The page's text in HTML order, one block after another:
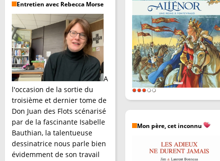
Entretien avec Rebecca Morse
A
l'occasion de la sortie du
troisième et dernier tome de
Don Juan des Flots scénarisé
par de la fascinante Isabelle
Bauthian, la talentueuse
dessinatrice nous parle bien
évidemment de son travail
Mon père, cet inconnu